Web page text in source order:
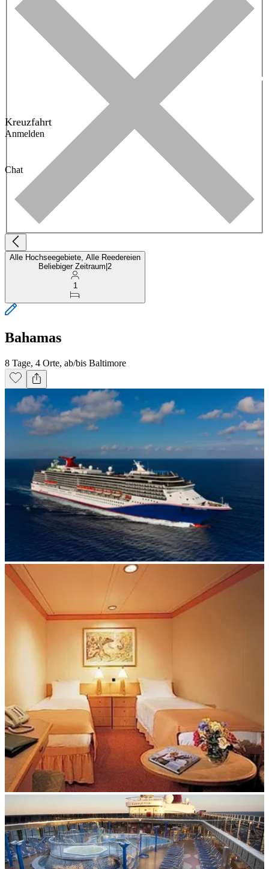
Kreuzfahrt
Anmelden
Chat
Alle Hochseegebiete, Alle Reedereien
Beliebiger Zeitraum 2
1
Bahamas
8 Tage, 4 Orte, ab/bis Baltimore